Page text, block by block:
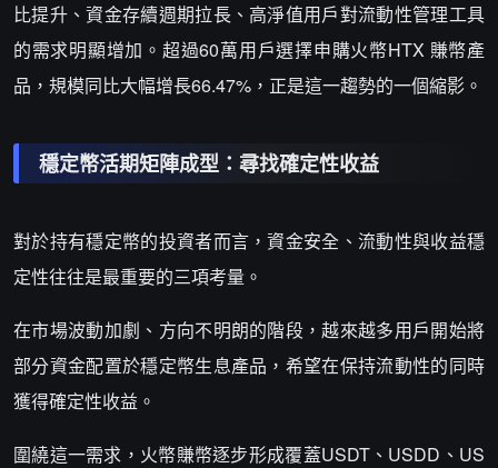
比提升、資金存續週期拉長、高淨值用戶對流動性管理工具
的需求明顯增加。超過60萬用戶選擇申購火幣HTX 賺幣產
品，規模同比大幅增長66.47%，正是這一趨勢的一個縮影。
穩定幣活期矩陣成型：尋找確定性收益
對於持有穩定幣的投資者而言，資金安全、流動性與收益穩
定性往往是最重要的三項考量。
在市場波動加劇、方向不明朗的階段，越來越多用戶開始將
部分資金配置於穩定幣生息產品，希望在保持流動性的同時
獲得確定性收益。
圍繞這一需求，火幣賺幣逐步形成覆蓋USDT、USDD、US